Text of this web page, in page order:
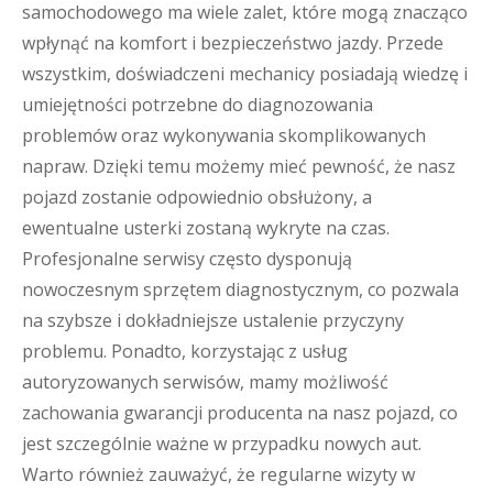
samochodowego ma wiele zalet, które mogą znacząco
wpłynąć na komfort i bezpieczeństwo jazdy. Przede
wszystkim, doświadczeni mechanicy posiadają wiedzę i
umiejętności potrzebne do diagnozowania
problemów oraz wykonywania skomplikowanych
napraw. Dzięki temu możemy mieć pewność, że nasz
pojazd zostanie odpowiednio obsłużony, a
ewentualne usterki zostaną wykryte na czas.
Profesjonalne serwisy często dysponują
nowoczesnym sprzętem diagnostycznym, co pozwala
na szybsze i dokładniejsze ustalenie przyczyny
problemu. Ponadto, korzystając z usług
autoryzowanych serwisów, mamy możliwość
zachowania gwarancji producenta na nasz pojazd, co
jest szczególnie ważne w przypadku nowych aut.
Warto również zauważyć, że regularne wizyty w